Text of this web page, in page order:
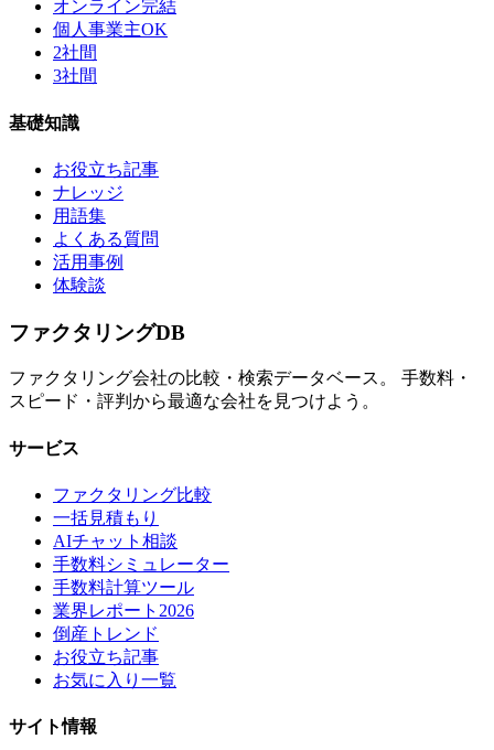
オンライン完結
個人事業主OK
2社間
3社間
基礎知識
お役立ち記事
ナレッジ
用語集
よくある質問
活用事例
体験談
ファクタリングDB
ファクタリング会社の比較・検索データベース。 手数料・
スピード・評判から最適な会社を見つけよう。
サービス
ファクタリング比較
一括見積もり
AIチャット相談
手数料シミュレーター
手数料計算ツール
業界レポート2026
倒産トレンド
お役立ち記事
お気に入り一覧
サイト情報